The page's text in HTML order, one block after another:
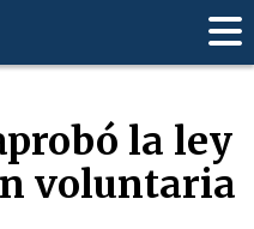
la ley
voluntaria